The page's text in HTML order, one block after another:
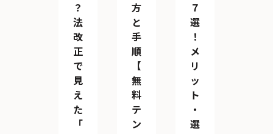
？
法
改
正
で
見
え
た
「
方
と
手
順
【
無
料
テ
ン
７
選
！
メ
リ
ッ
ト
・
選